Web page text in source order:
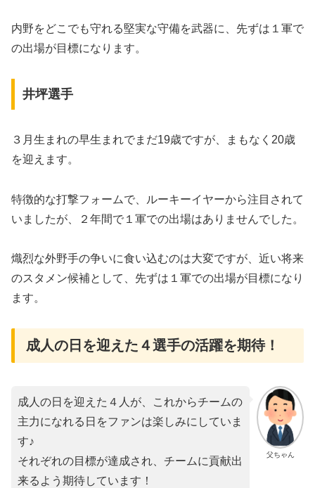
内野をどこでも守れる堅実な守備を武器に、先ずは１軍で
の出場が目標になります。
井坪選手
３月生まれの早生まれでまだ19歳ですが、まもなく20歳
を迎えます。
特徴的な打撃フォームで、ルーキーイヤーから注目されて
いましたが、２年間で１軍での出場はありませんでした。
熾烈な外野手の争いに食い込むのは大変ですが、近い将来
のスタメン候補として、先ずは１軍での出場が目標になり
ます。
成人の日を迎えた４選手の活躍を期待！
父ちゃん
成人の日を迎えた４人が、これからチームの
主力になれる日をファンは楽しみにしていま
す♪
それぞれの目標が達成され、チームに貢献出
来るよう期待しています！